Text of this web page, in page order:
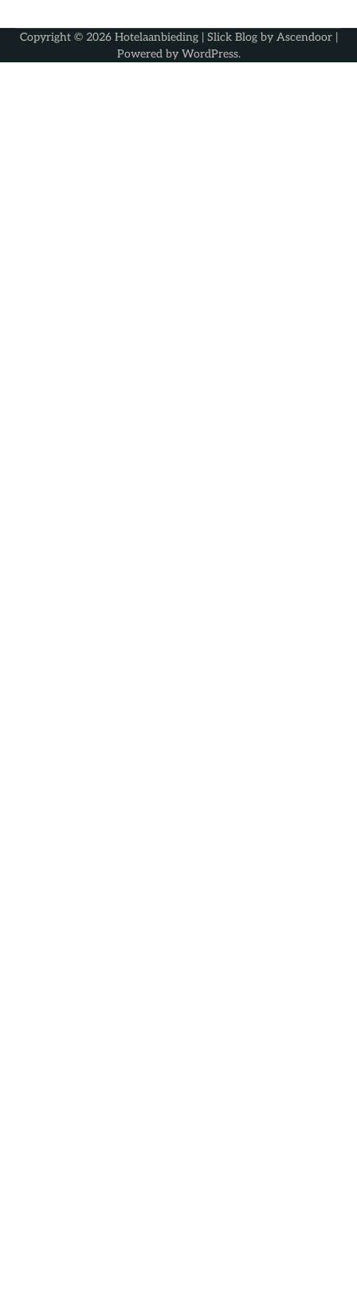
Copyright © 2026 Hotelaanbieding| Slick Blog by Ascendoor|
Powered by WordPress.